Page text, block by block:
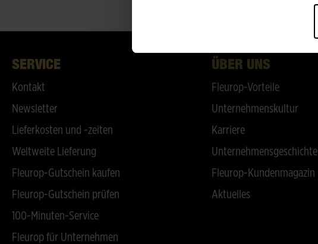
SERVICE
Kontakt
Newsletter
Lieferkosten und -zeiten
Weltweite Lieferung
Fleurop-Gutschein kaufen
Fleurop-Gutschein prüfen
100-Minuten-Service
Fleurop für Unternehmen
ÜBER UNS
Fleurop-Vorteile
Unternehmenskultur
Karriere
Unternehmensgeschichte
Fleurop-Kundenmagazin
Aktuelles